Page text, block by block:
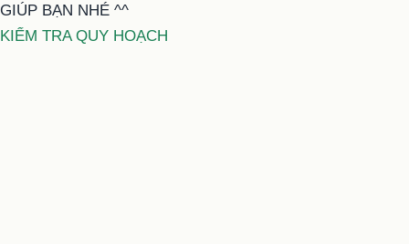
GIÚP BẠN NHÉ ^^
KIỂM TRA QUY HOẠCH